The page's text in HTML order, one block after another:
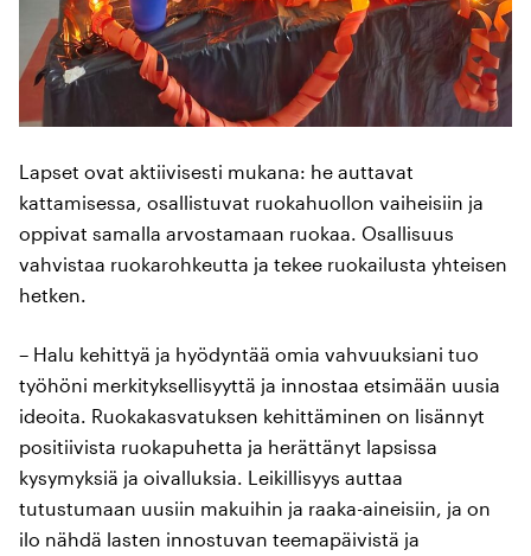
Lapset ovat aktiivisesti mukana: he auttavat
kattamisessa, osallistuvat ruokahuollon vaiheisiin ja
oppivat samalla arvostamaan ruokaa. Osallisuus
vahvistaa ruokarohkeutta ja tekee ruokailusta yhteisen
hetken.
– Halu kehittyä ja hyödyntää omia vahvuuksiani tuo
työhöni merkityksellisyyttä ja innostaa etsimään uusia
ideoita. Ruokakasvatuksen kehittäminen on lisännyt
positiivista ruokapuhetta ja herättänyt lapsissa
kysymyksiä ja oivalluksia. Leikillisyys auttaa
tutustumaan uusiin makuihin ja raaka-aineisiin, ja on
ilo nähdä lasten innostuvan teemapäivistä ja